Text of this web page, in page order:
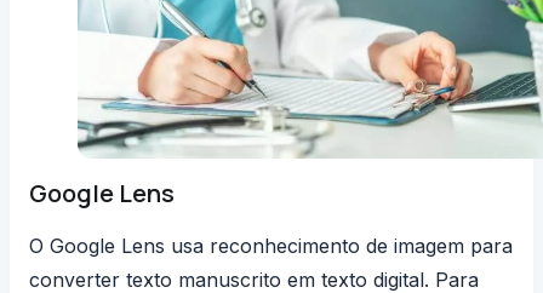
Google Lens
O Google Lens usa reconhecimento de imagem para
converter texto manuscrito em texto digital. Para